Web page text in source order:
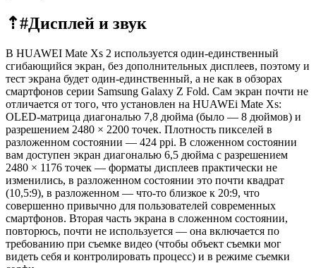
⇡#Дисплей и звук
В HUAWEI Mate Xs 2 используется один-единственный
сгибающийся экран, без дополнительных дисплеев, поэтому и
тест экрана будет один-единственный, а не как в обзорах
смартфонов серии Samsung Galaxy Z Fold. Сам экран почти не
отличается от того, что установлен на HUAWEi Mate Xs:
OLED-матрица диагональю 7,8 дюйма (было — 8 дюймов) и
разрешением 2480 × 2200 точек. Плотность пикселей в
разложенном состоянии — 424 ppi. В сложенном состоянии
вам доступен экран диагональю 6,5 дюйма с разрешением
2480 × 1176 точек — форматы дисплеев практически не
изменились, в разложенном состоянии это почти квадрат
(10,5:9), в разложенном — что-то близкое к 20:9, что
совершенно привычно для пользователей современных
смартфонов. Вторая часть экрана в сложенном состоянии,
повторюсь, почти не используется — она включается по
требованию при съемке видео (чтобы объект съемки мог
видеть себя и контролировать процесс) и в режиме съемки